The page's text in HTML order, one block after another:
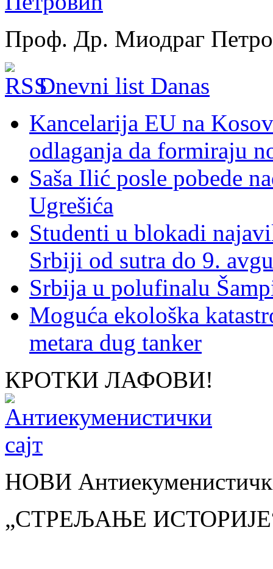
Проф. Др. Миодраг
Dnevni list Danas
Kancelarija EU na
odlaganja da formiraju
Saša Ilić posle pobede
Ugrešića
Studenti u blokadi
Srbiji od sutra do 9.
Srbija u polufinalu
Moguća ekološka
metara dug tanker
КРОТКИ ЛАФОВИ!
НОВИ
„СТРЕЉАЊЕ